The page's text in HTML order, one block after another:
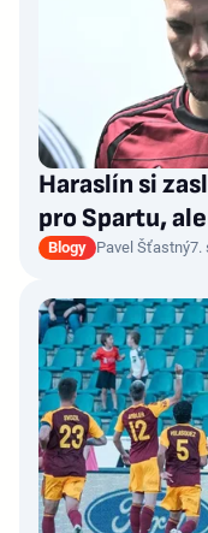
Haraslín si
pro Spartu,
Blogy Pavel Šťastný7.